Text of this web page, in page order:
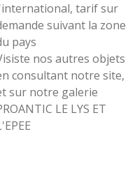
tarif sur
suivant la zone
pays
nos autres objets
consultant notre site,
sur notre galerie
LE LYS ET